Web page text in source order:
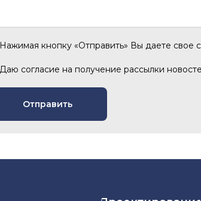
Нажимая кнопку «Отправить» Вы даете свое
Даю согласие на получение рассылки
Отправить